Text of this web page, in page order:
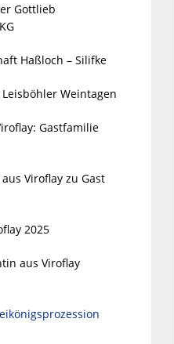
Gottlieb
Haßloch – Silifke
Weintagen
Gastfamilie
Viroflay zu Gast
2025
aus Viroflay